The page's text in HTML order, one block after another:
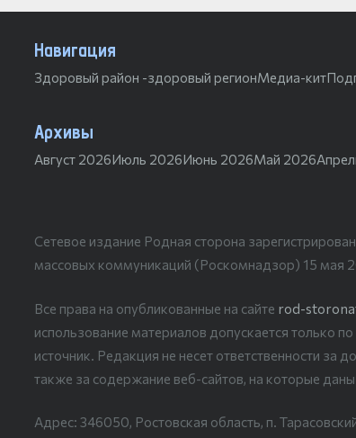
Навигация
Здоровый район -здоровый регионМедиа-кит
Архивы
Август 2026Июль 2026Июнь 2026Май 2026
Сетевое издание Родная сторона
массовых коммуникаций (Роскомнадзор) 15
Все права на опубликованные на сайте rod-
использование материалов допускается только
источник. Редакция не несет ответственности
также за содержание веб-сайтов, на которые
Адрес: 346050, Ростовская область, п.